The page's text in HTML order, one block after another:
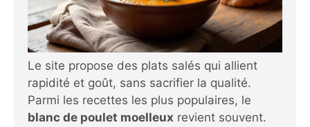
Le site propose des plats salés qui allient
rapidité et goût, sans sacrifier la qualité.
Parmi les recettes les plus populaires, le
blanc de poulet moelleux revient souvent.